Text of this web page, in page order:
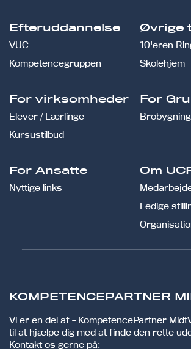
Efteruddannelse
VUC
Kompetencegruppen
Øvrige
10'eren
Skolehjem
For virksomheder
Elever / Lærlinge
Kursustilbud
For
Brobygning
For Ansatte
Nyttige links
Om
Ledige
KOMPETENCEPARTNER
Vi er en del af - KompetencePartner
til at hjælpe dig med at finde den rette
Kontakt os gerne på: